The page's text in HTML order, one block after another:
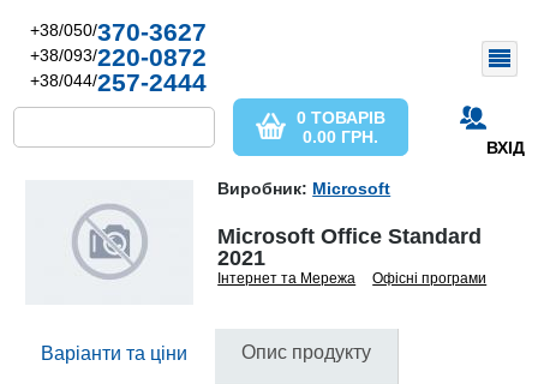
+38/050/370-3627
+38/093/220-0872
+38/044/257-2444
ВХІД
0 ТОВАРІВ
0.00 ГРН.
Виробник: Microsoft
Microsoft Office Standard
2021
Інтернет та Мережа Офісні програми
Варіанти та ціни Опис продукту